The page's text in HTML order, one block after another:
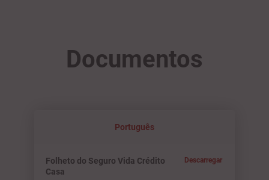
Documentos
Português
Folheto do Seguro Vida Crédito
Casa
Descarregar